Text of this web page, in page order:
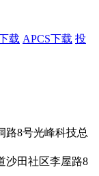
载 APCS下载 投
路8号光峰科技总
沙田社区李屋路8